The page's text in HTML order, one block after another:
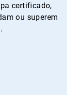
certificado,
ou superem